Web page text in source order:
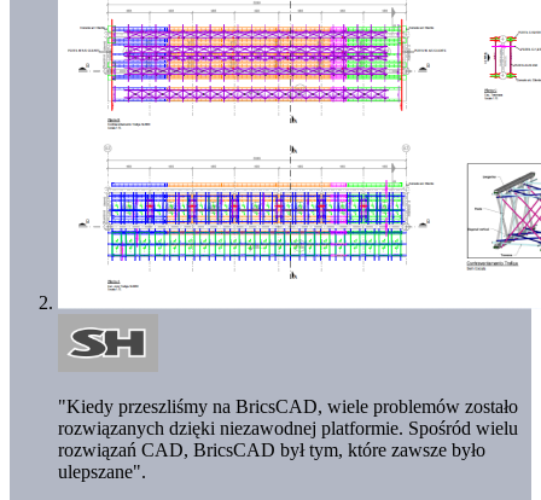
"Kiedy przeszliśmy na BricsCAD, wiele problemów zostało
rozwiązanych dzięki niezawodnej platformie. Spośród wielu
rozwiązań CAD, BricsCAD był tym, które zawsze było
ulepszane".